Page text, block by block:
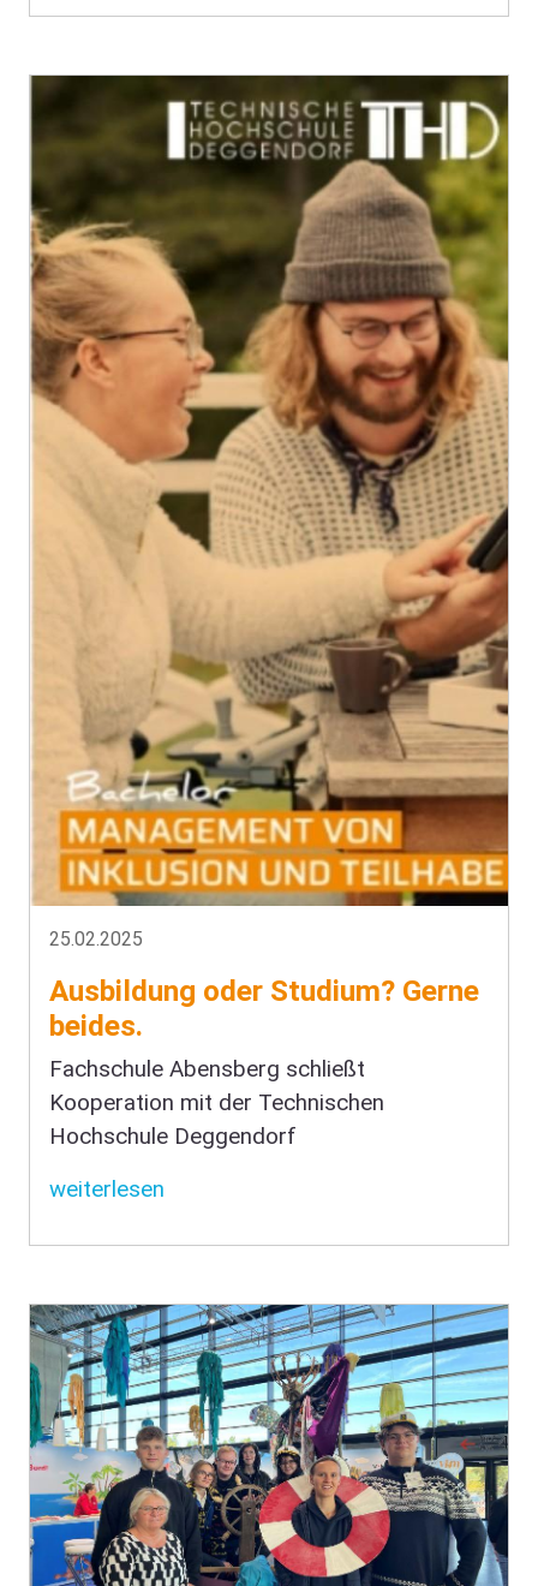
25.02.2025
Ausbildung oder Studium? Gerne
beides.
Fachschule Abensberg schließt
Kooperation mit der Technischen
Hochschule Deggendorf
weiterlesen